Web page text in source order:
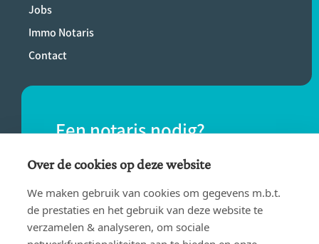
Jobs
Immo Notaris
Contact
Een notaris nodig?
Vind eenvoudig een notaris bij jou in de
buurt.
VIND EEN NOTARIS
Over de cookies op deze website
We maken gebruik van cookies om gegevens m.b.t.
de prestaties en het gebruik van deze website te
verzamelen & analyseren, om sociale